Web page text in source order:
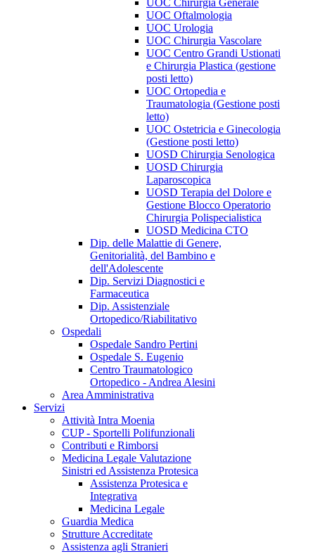
UOC Chirurgia Generale
UOC Oftalmologia
UOC Urologia
UOC Chirurgia Vascolare
UOC Centro Grandi Ustionati
e Chirurgia Plastica (gestione
posti letto)
UOC Ortopedia e
Traumatologia (Gestione posti
letto)
UOC Ostetricia e Ginecologia
(Gestione posti letto)
UOSD Chirurgia Senologica
UOSD Chirurgia
Laparoscopica
UOSD Terapia del Dolore e
Gestione Blocco Operatorio
Chirurgia Polispecialistica
UOSD Medicina CTO
Dip. delle Malattie di Genere,
Genitorialità, del Bambino e
dell'Adolescente
Dip. Servizi Diagnostici e
Farmaceutica
Dip. Assistenziale
Ortopedico/Riabilitativo
Ospedali
Ospedale Sandro Pertini
Ospedale S. Eugenio
Centro Traumatologico
Ortopedico - Andrea Alesini
Area Amministrativa
Servizi
Attività Intra Moenia
CUP - Sportelli Polifunzionali
Contributi e Rimborsi
Medicina Legale Valutazione
Sinistri ed Assistenza Protesica
Assistenza Protesica e
Integrativa
Medicina Legale
Guardia Medica
Strutture Accreditate
Assistenza agli Stranieri